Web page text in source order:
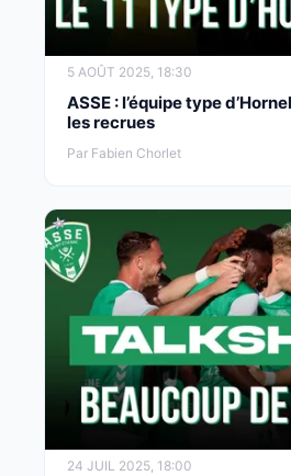
5 AOÛT 2025, 18:30
ASSE : l’équipe type
les recrues
Par Fabien Chorlet
24 JUIL 2025, 18:00